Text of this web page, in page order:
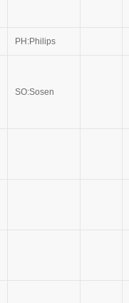
PH:Philips
SO:Sosen